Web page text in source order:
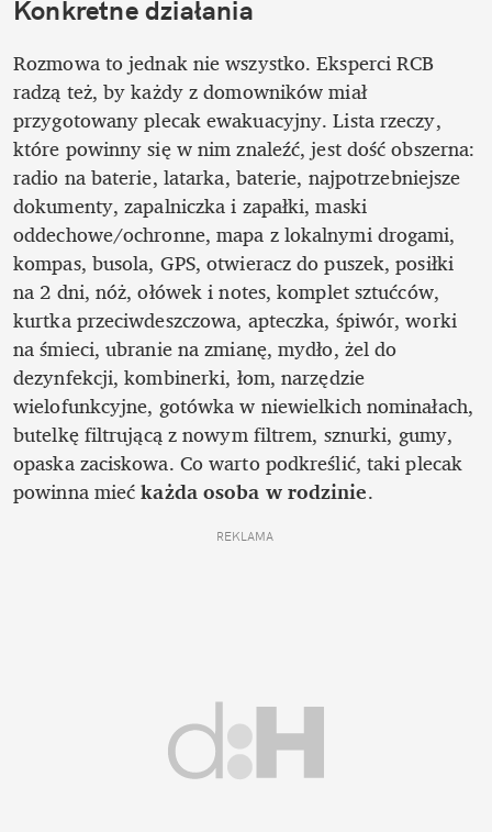
Konkretne działania
Rozmowa to jednak nie wszystko. Eksperci RCB
radzą też, by każdy z domowników miał
przygotowany plecak ewakuacyjny. Lista rzeczy,
które powinny się w nim znaleźć, jest dość obszerna:
radio na baterie, latarka, baterie, najpotrzebniejsze
dokumenty, zapalniczka i zapałki, maski
oddechowe/ochronne, mapa z lokalnymi drogami,
kompas, busola, GPS, otwieracz do puszek, posiłki
na 2 dni, nóż, ołówek i notes, komplet sztućców,
kurtka przeciwdeszczowa, apteczka, śpiwór, worki
na śmieci, ubranie na zmianę, mydło, żel do
dezynfekcji, kombinerki, łom, narzędzie
wielofunkcyjne, gotówka w niewielkich nominałach,
butelkę filtrującą z nowym filtrem, sznurki, gumy,
opaska zaciskowa. Co warto podkreślić, taki plecak
powinna mieć każda osoba w rodzinie.
REKLAMA